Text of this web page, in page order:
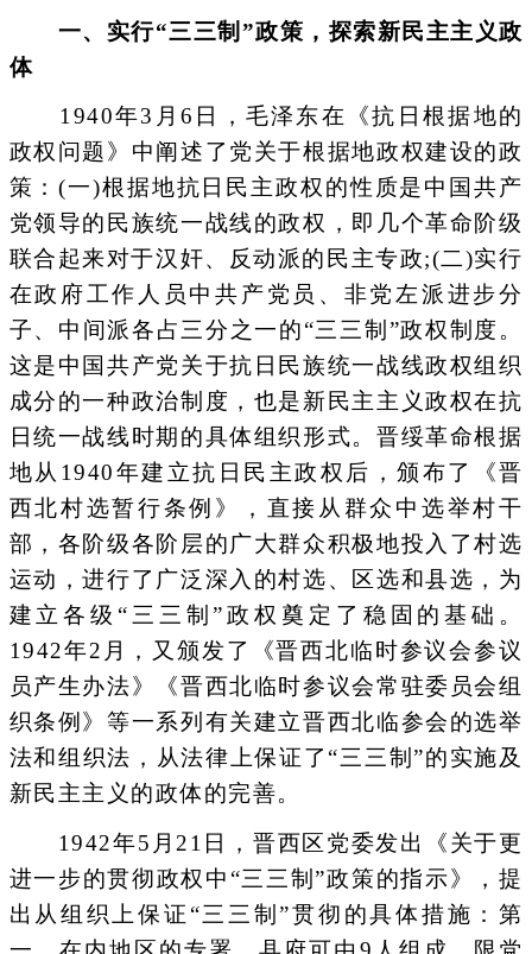
一、实行“三三制”政策，探索新民主主义政
体
1940年3月6日，毛泽东在《抗日根据地的
政权问题》中阐述了党关于根据地政权建设的政
策：(一)根据地抗日民主政权的性质是中国共产
党领导的民族统一战线的政权，即几个革命阶级
联合起来对于汉奸、反动派的民主专政;(二)实行
在政府工作人员中共产党员、非党左派进步分
子、中间派各占三分之一的“三三制”政权制度。
这是中国共产党关于抗日民族统一战线政权组织
成分的一种政治制度，也是新民主主义政权在抗
日统一战线时期的具体组织形式。晋绥革命根据
地从1940年建立抗日民主政权后，颁布了《晋
西北村选暂行条例》，直接从群众中选举村干
部，各阶级各阶层的广大群众积极地投入了村选
运动，进行了广泛深入的村选、区选和县选，为
建立各级“三三制”政权奠定了稳固的基础。
1942年2月，又颁发了《晋西北临时参议会参议
员产生办法》《晋西北临时参议会常驻委员会组
织条例》等一系列有关建立晋西北临参会的选举
法和组织法，从法律上保证了“三三制”的实施及
新民主主义的政体的完善。
1942年5月21日，晋西区党委发出《关于更
进一步的贯彻政权中“三三制”政策的指示》，提
出从组织上保证“三三制”贯彻的具体措施：第